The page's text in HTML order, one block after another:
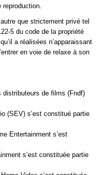
reproduction.
que strictement privé tel
5 du code de la propriété
a réalisées n’apparaissant
en voie de relaxe à son
distributeurs de films (Fndf)
(SEV) s’est constitué partie
Entertainment s’est
s’est constituée partie